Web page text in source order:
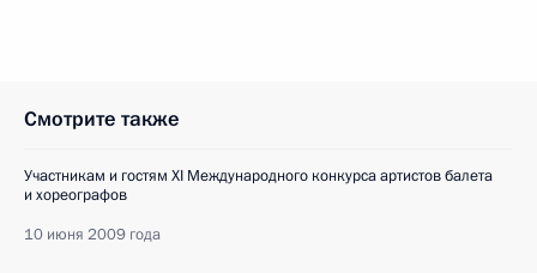
Смотрите также
Участникам и гостям XI Международного конкурса артистов балета
и хореографов
10 июня 2009 года